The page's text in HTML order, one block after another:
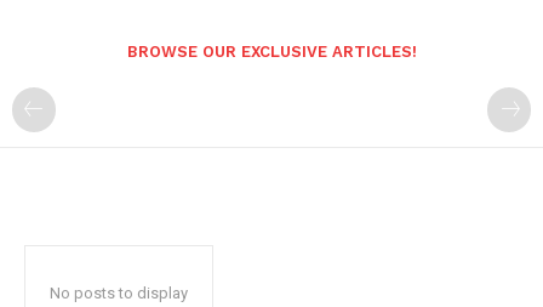
BROWSE OUR EXCLUSIVE ARTICLES!
No posts to display